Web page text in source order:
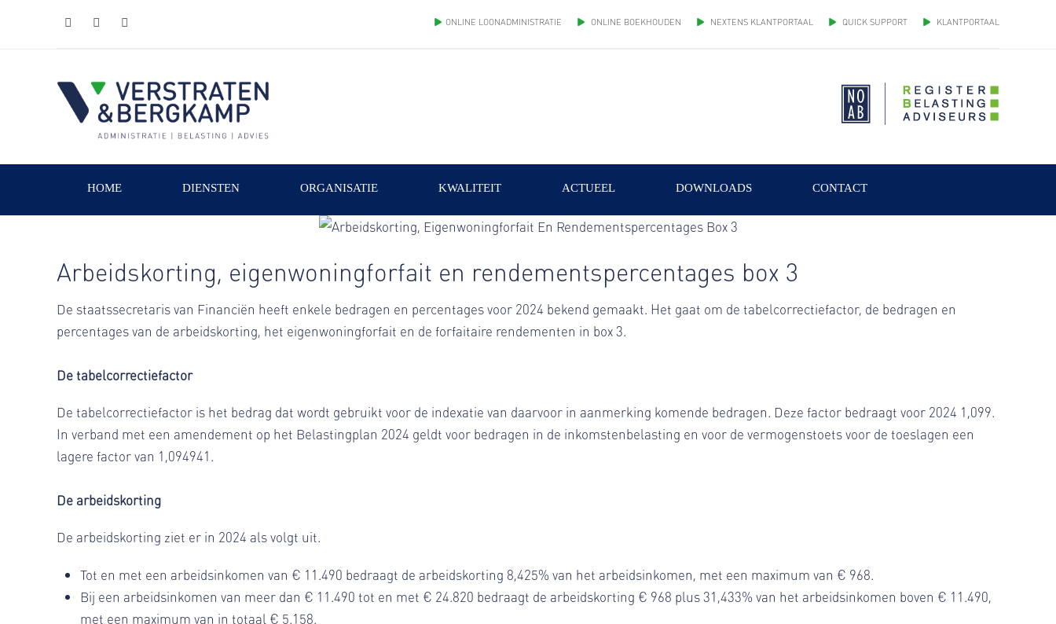
linkedinfacebookphone ONLINE LOONADMINISTRATIE ONLINE BOEKHOUDEN NEXTENS KLANTPORTAAL QUICK SUPPORT KLANTPORTAAL
HOME DIENSTEN ORGANISATIE KWALITEIT ACTUEEL DOWNLOADS CONTACT
Arbeidskorting, eigenwoningforfait en rendementspercentages box 3
De staatssecretaris van Financiën heeft enkele bedragen en percentages voor 2024 bekend gemaakt. Het gaat om de tabelcorrectiefactor, de bedragen en
percentages van de arbeidskorting, het eigenwoningforfait en de forfaitaire rendementen in box 3.
De tabelcorrectiefactor
De tabelcorrectiefactor is het bedrag dat wordt gebruikt voor de indexatie van daarvoor in aanmerking komende bedragen. Deze factor bedraagt voor 2024 1,099.
In verband met een amendement op het Belastingplan 2024 geldt voor bedragen in de inkomstenbelasting en voor de vermogenstoets voor de toeslagen een
lagere factor van 1,094941.
De arbeidskorting
De arbeidskorting ziet er in 2024 als volgt uit.
Tot en met een arbeidsinkomen van € 11.490 bedraagt de arbeidskorting 8,425% van het arbeidsinkomen, met een maximum van € 968.
Bij een arbeidsinkomen van meer dan € 11.490 tot en met € 24.820 bedraagt de arbeidskorting € 968 plus 31,433% van het arbeidsinkomen boven € 11.490,
met een maximum van in totaal € 5.158.